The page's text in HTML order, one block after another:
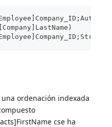
ordenación indexada
cse ha